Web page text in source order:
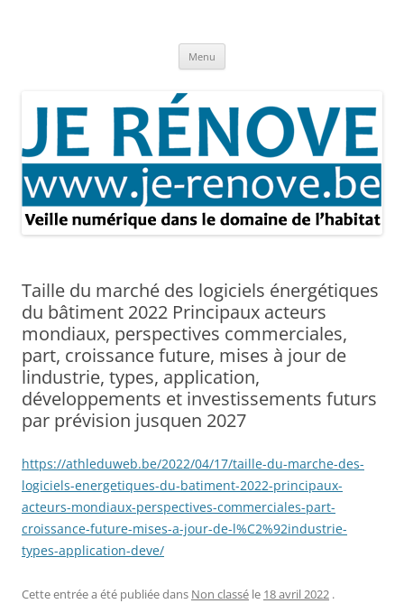
Menu
Taille du marché des logiciels énergétiques
du bâtiment 2022 Principaux acteurs
mondiaux, perspectives commerciales,
part, croissance future, mises à jour de
lindustrie, types, application,
développements et investissements futurs
par prévision jusquen 2027
https://athleduweb.be/2022/04/17/taille-du-marche-des-
logiciels-energetiques-du-batiment-2022-principaux-
acteurs-mondiaux-perspectives-commerciales-part-
croissance-future-mises-a-jour-de-l%C2%92industrie-
types-application-deve/
Cette entrée a été publiée dans Non classé le 18 avril 2022 .